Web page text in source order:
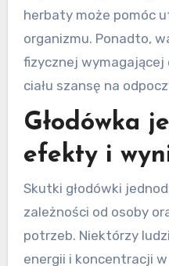
herbaty może pomóc
organizmu. Ponadto,
fizycznej wymagającej
ciału szansę na
Głodówka
efekty i
Skutki głodówki
zależności od osoby
potrzeb. Niektórzy
energii i koncentracji